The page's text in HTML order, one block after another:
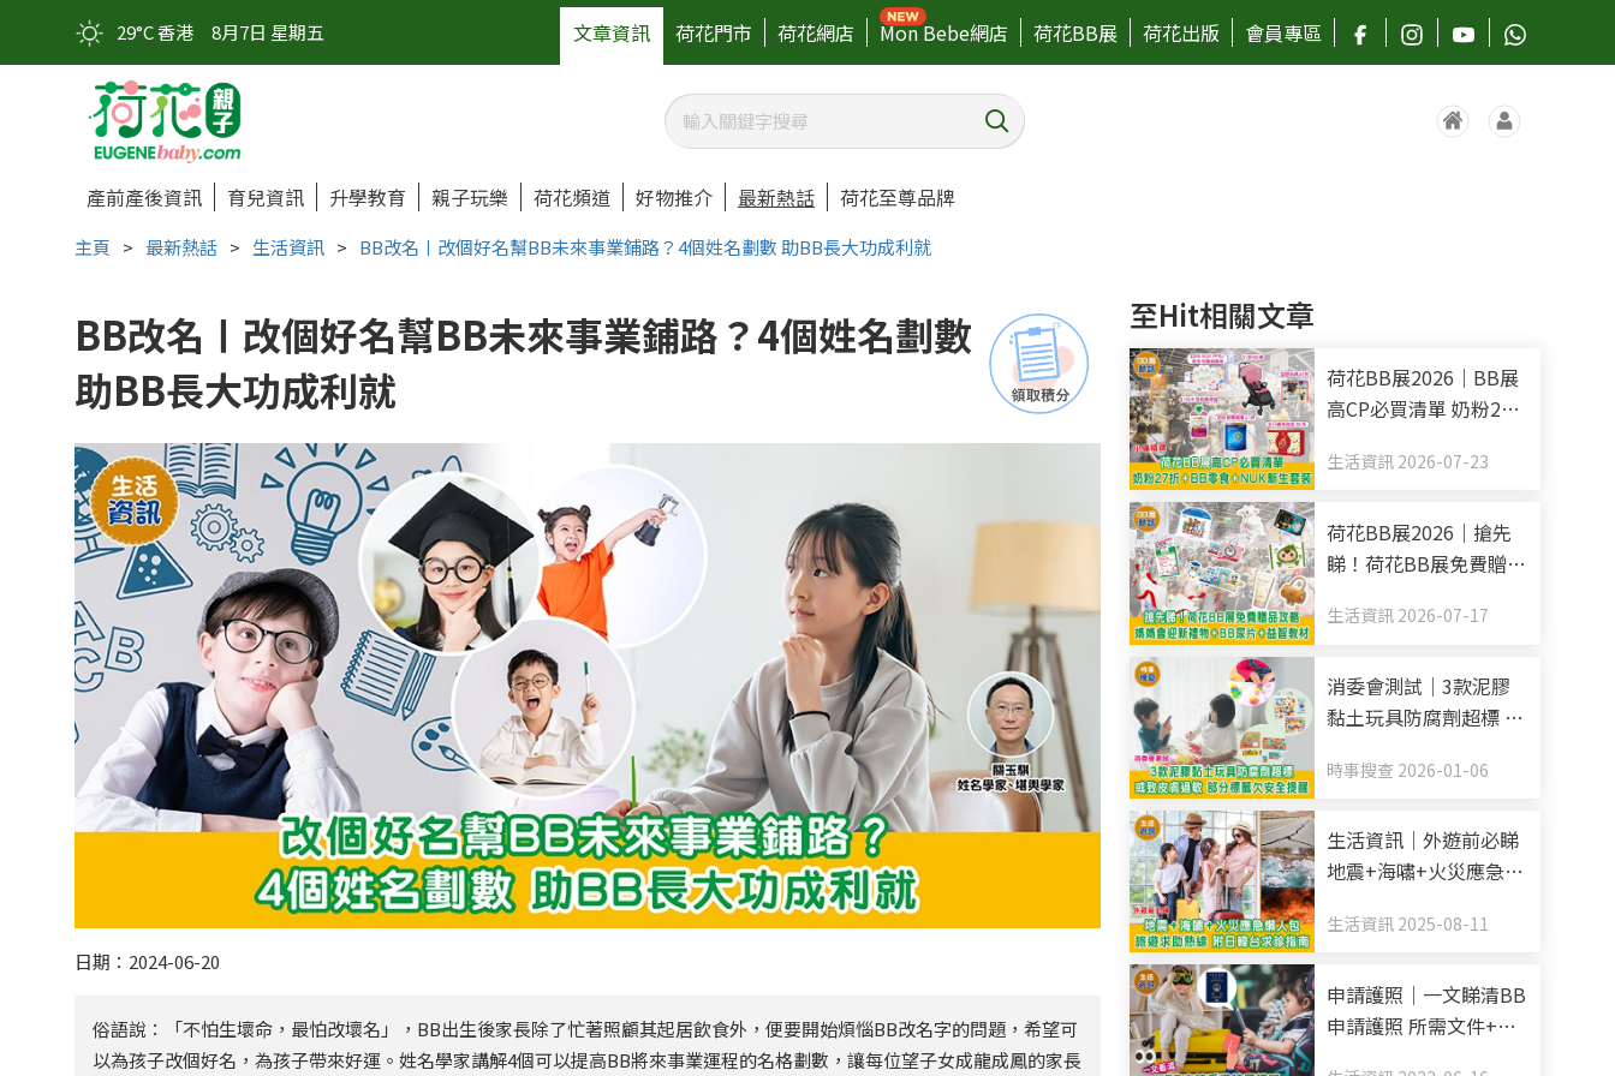
29°C 香港 8月7日 星期五 文章資訊 荷花門市 荷花網店 Mon Bebe網店 荷花BB展 荷花出版 會員專區
產前產後資訊 育兒資訊 升學教育 親子玩樂 荷花頻道 好物推介 最新熱話 荷花至尊品牌
主頁 > 最新熱話 > 生活資訊 > BB改名〡改個好名幫BB未來事業鋪路？4個姓名劃數 助BB長大功成利就
BB改名〡改個好名幫BB未來事業鋪路？4個姓名劃數
助BB長大功成利就
日期：2024-06-20
俗語說：「不怕生壞命，最怕改壞名」，BB出生後家長除了忙著照顧其起居飲食外，便要開始煩惱BB改名字的問題，希望可
以為孩子改個好名，為孩子帶來好運。姓名學家講解4個可以提高BB將來事業運程的名格劃數，讓每位望子女成龍成鳳的家長
至Hit相關文章
荷花BB展2026｜BB展
高CP必買清單 奶粉27
套裝
生活資訊 2026-07-23
荷花BB展2026｜搶先
睇！荷花BB展免費贈品
+BB尿片+益智教材
生活資訊 2026-07-17
消委會測試｜3款泥膠
黏土玩具防腐劑超標 或
安全提醒
時事搜查 2026-01-06
生活資訊｜外遊前必睇
地震+海嘯+火災應急懶
日韓台求診指南
生活資訊 2025-08-11
申請護照｜一文睇清BB
申請護照 所需文件+申